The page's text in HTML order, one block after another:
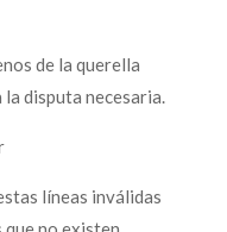
de la querella
disputa necesaria.
líneas inválidas